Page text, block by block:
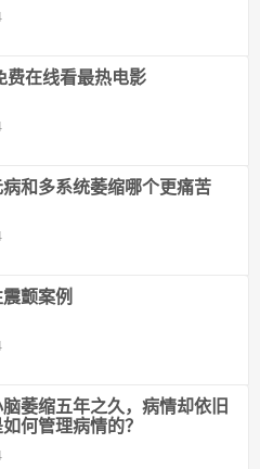
费在线看最热电影
和多系统萎缩哪个更痛苦
颤案例
萎缩五年之久，病情却依旧
何管理病情的？